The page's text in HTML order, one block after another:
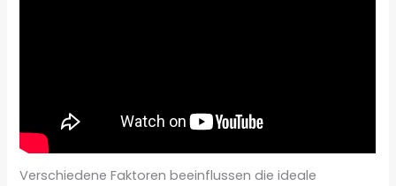
Verschiedene Faktoren beeinflussen die ideale